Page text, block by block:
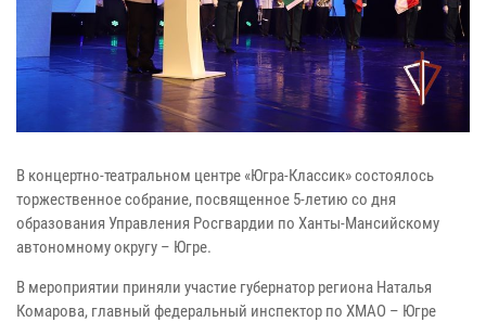
В концертно-театральном центре «Югра-Классик» состоялось
торжественное собрание, посвященное 5-летию со дня
образования Управления Росгвардии по Ханты-Мансийскому
автономному округу – Югре.
В мероприятии приняли участие губернатор региона Наталья
Комарова, главный федеральный инспектор по ХМАО – Югре